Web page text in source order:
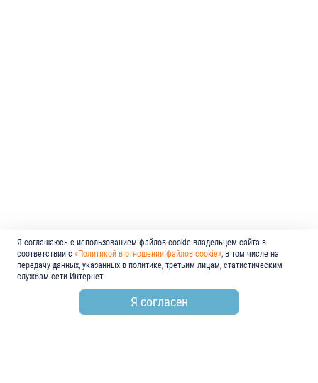
Я соглашаюсь с использованием файлов cookie владельцем сайта в
соответствии с «Политикой в отношении файлов cookie», в том числе на
передачу данных, указанных в политике, третьим лицам, статистическим
службам сети Интернет
Я согласен